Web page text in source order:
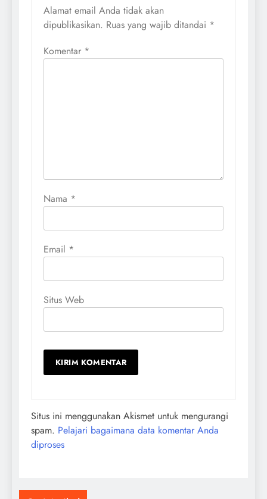
Alamat email Anda tidak akan
dipublikasikan. Ruas yang wajib ditandai *
Komentar *
Nama *
Email *
Situs Web
Situs ini menggunakan Akismet untuk mengurangi
spam. Pelajari bagaimana data komentar Anda
diproses